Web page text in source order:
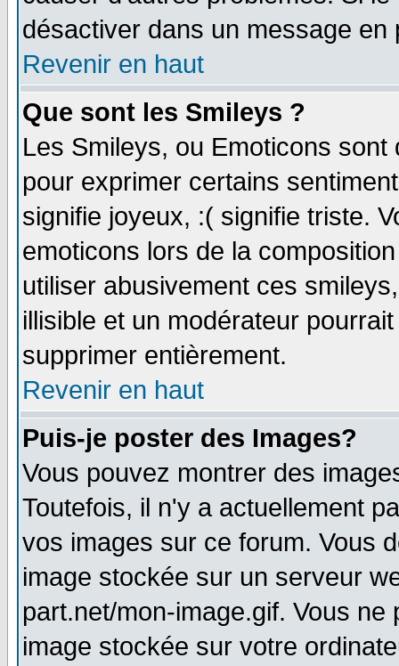
désactiver dans un message
Revenir en haut
Que sont les Smileys ?
Les Smileys, ou Emoticons
pour exprimer certains
signifie joyeux, :( signifie triste.
emoticons lors de la
utiliser abusivement ces
illisible et un modérateur
supprimer entièrement.
Revenir en haut
Puis-je poster des Images?
Vous pouvez montrer des
Toutefois, il n'y a actuellement
vos images sur ce forum. Vous
image stockée sur un serveur
part.net/mon-image.gif. Vous
image stockée sur votre